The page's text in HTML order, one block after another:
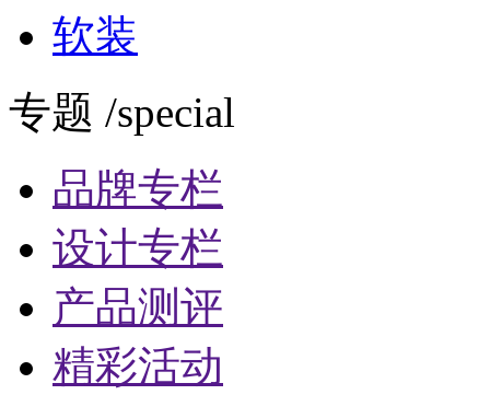
软装
专题 /special
品牌专栏
设计专栏
产品测评
精彩活动